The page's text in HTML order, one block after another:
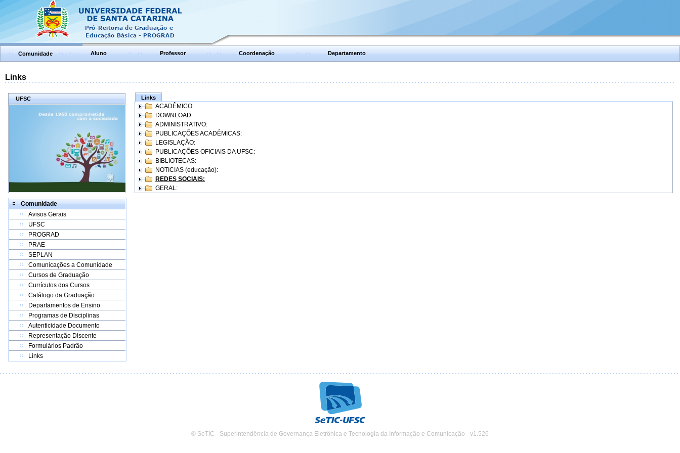
Comunidade Aluno Professor Coordenação Departamento
Links
UFSC
Comunidade
Avisos Gerais
UFSC
PROGRAD
PRAE
SEPLAN
Comunicações a Comunidade
Cursos de Graduação
Currículos dos Cursos
Catálogo da Graduação
Departamentos de Ensino
Programas de Disciplinas
Autenticidade Documento
Representação Discente
Formulários Padrão
Links
Links
ACADÊMICO:
DOWNLOAD:
ADMINISTRATIVO:
PUBLICAÇÕES ACADÊMICAS:
LEGISLAÇÃO:
PUBLICAÇÕES OFICIAIS DA UFSC:
BIBLIOTECAS:
NOTICIAS (educação):
REDES SOCIAIS:
GERAL:
© SeTIC - Superintendência de Governança Eletrônica e Tecnologia da Informação e Comunicação - v1.526